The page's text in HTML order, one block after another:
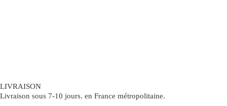
LIVRAISON
Livraison sous 7-10 jours. en France métropolitaine.